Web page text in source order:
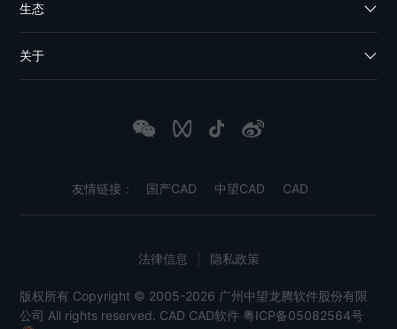
生态
关于
友情链接： 国产CAD 中望CAD CAD
版权所有 Copyright © 2005-2026 广州中望龙腾软件股份有限
公司 All rights reserved. CAD CAD软件 粤ICP备05082564号
法律信息 隐私政策